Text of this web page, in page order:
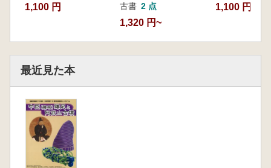
1,100 円 古書 2 点
1,320 円~
1,100 円
最近見た本